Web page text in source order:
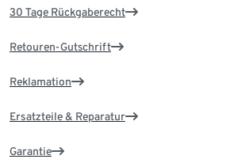
30 Tage Rückgaberecht
Retouren-Gutschrift
Reklamation
Ersatzteile & Reparatur
Garantie